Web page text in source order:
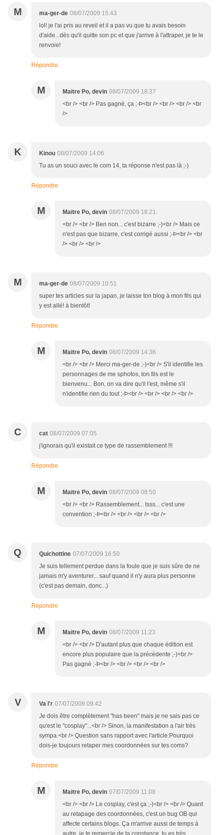
M ma-ger-de 08/07/2009 15:43
lol! je l'ai pris au reveil et il a pas vu que tu avais besoin
d'aide...dès qu'il quitte son pc et que j'arrive à l'attraper, je te le
renvoie!
Répondre
M Maitre Po, devin 08/07/2009 18:37
<br /> <br /> Pas gagné, ça ;-Þ<br /> <br /> <br /> <br
/>
K Kinou 08/07/2009 14:06
Tu as un souci avec le com 14, ta réponse n'est pas là ;-)
Répondre
M Maitre Po, devin 08/07/2009 18:21
<br /> <br /> Ben non... c'est bizarre ;-)<br /> Mais ce
n'est pas que bizarre, c'est corrigé aussi ;-Þ<br /> <br
/> <br /> <br />
M ma-ger-de 08/07/2009 10:51
super tes articles sur la japan, je laisse ton blog à mon fils qui
y est allé! à bientôt!
Répondre
M Maitre Po, devin 08/07/2009 14:36
<br /> <br /> Merci ma-ger-de ;-)<br /> S'il identifie les
personnages de me sphotos, ton fils est le
bienvenu... Bon, on va dire qu'il l'est, même s'il
n'identifie rien du tout ;-Þ<br /> <br /> <br /> <br />
C cat 08/07/2009 07:05
j'ignorais qu'il existait ce type de rassemblement !!!
Répondre
M Maitre Po, devin 08/07/2009 08:50
<br /> <br /> Rassemblement... tsss... c'est une
convention ;-Þ<br /> <br /> <br /> <br />
Q Quichottine 07/07/2009 16:50
Je suis tellement perdue dans la foule que je suis sûre de ne
jamais m'y aventurer... sauf quand il n'y aura plus personne
(c'est pas demain, donc...)
Répondre
M Maitre Po, devin 08/07/2009 11:23
<br /> <br /> D'autant plus que chaque édition est
encore plus populaire que la précédente ;-)<br />
Pas gagné ;-Þ<br /> <br /> <br /> <br />
V Va l'r 07/07/2009 09:42
Je dois être complètement "has been" mais je ne sais pas ce
qu'est le "cosplay"...<br /> Sinon, la manifestation a l'air très
sympa.<br /> Question sans rapport avec l'article:Pourquoi
dois-je toujours retaper mes coordonnées sur tes coms?
Répondre
M Maitre Po, devin 07/07/2009 11:08
<br /> <br /> Le cosplay, c'est ça ;-)<br /> <br /> Quant
au retapage des coordonnées, c'est un bug OB qui
affecte certains blogs. Ça m'arrive aussi de temps à
autre, je te remercie de ta constance, tu es très...